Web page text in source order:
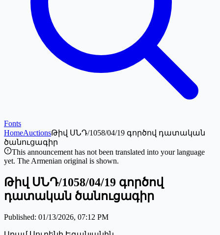
Fonts
HomeAuctionsԹիվ ՍՆԴ/1058/04/19 գործով դատական
ծանուցագիր
This announcement has not been translated into your language
yet. The Armenian original is shown.
Թիվ ՍՆԴ/1058/04/19 գործով
դատական ծանուցագիր
Published: 01/13/2026, 07:12 PM